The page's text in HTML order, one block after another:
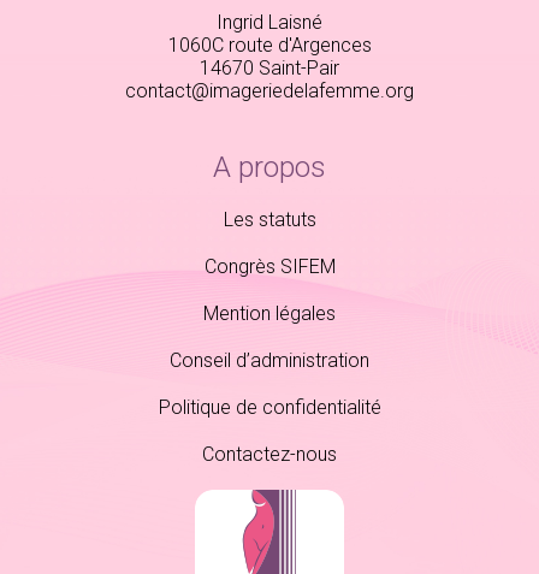
Ingrid Laisné
1060C route d'Argences
14670 Saint-Pair
contact@imageriedelafemme.org
A propos
Les statuts
Congrès SIFEM
Mention légales
Conseil d’administration
Politique de confidentialité
Contactez-nous